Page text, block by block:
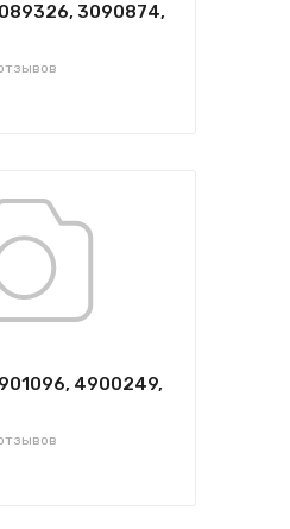
3090874,
4900249,